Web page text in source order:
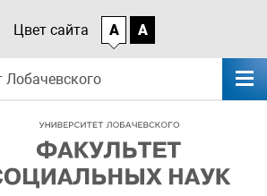
Цвет сайта A A
Лобачевского